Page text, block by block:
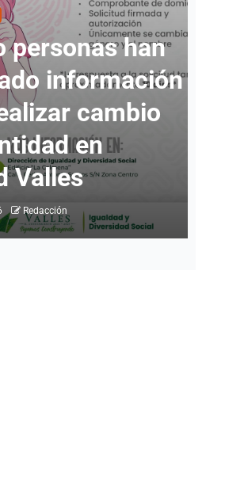
Ciudad Valles
Defensoría Social
apoya a vallense y
logra reposición de
bicimoto
3 agosto 2026